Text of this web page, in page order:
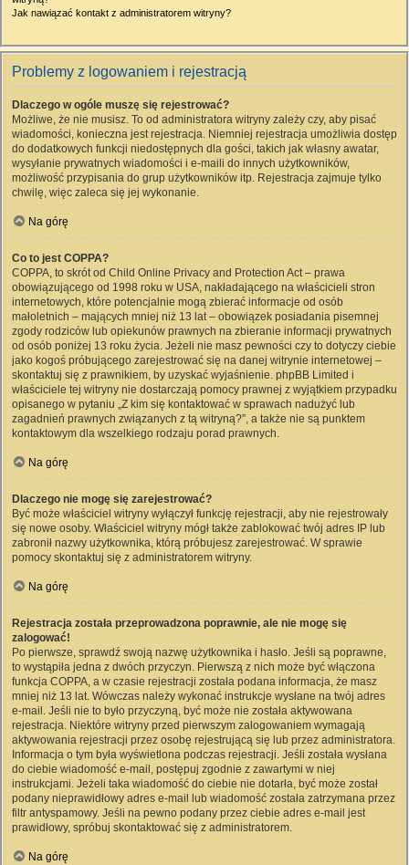
Jak nawiązać kontakt z administratorem witryny?
Problemy z logowaniem i rejestracją
Dlaczego w ogóle muszę się rejestrować?
Możliwe, że nie musisz. To od administratora witryny zależy czy, aby pisać
wiadomości, konieczna jest rejestracja. Niemniej rejestracja umożliwia dostęp
do dodatkowych funkcji niedostępnych dla gości, takich jak własny awatar,
wysyłanie prywatnych wiadomości i e-maili do innych użytkowników,
możliwość przypisania do grup użytkowników itp. Rejestracja zajmuje tylko
chwilę, więc zaleca się jej wykonanie.
Na górę
Co to jest COPPA?
COPPA, to skrót od Child Online Privacy and Protection Act – prawa
obowiązującego od 1998 roku w USA, nakładającego na właścicieli stron
internetowych, które potencjalnie mogą zbierać informacje od osób
małoletnich – mających mniej niż 13 lat – obowiązek posiadania pisemnej
zgody rodziców lub opiekunów prawnych na zbieranie informacji prywatnych
od osób poniżej 13 roku życia. Jeżeli nie masz pewności czy to dotyczy ciebie
jako kogoś próbującego zarejestrować się na danej witrynie internetowej –
skontaktuj się z prawnikiem, by uzyskać wyjaśnienie. phpBB Limited i
właściciele tej witryny nie dostarczają pomocy prawnej z wyjątkiem przypadku
opisanego w pytaniu „Z kim się kontaktować w sprawach nadużyć lub
zagadnień prawnych związanych z tą witryną?”, a także nie są punktem
kontaktowym dla wszelkiego rodzaju porad prawnych.
Na górę
Dlaczego nie mogę się zarejestrować?
Być może właściciel witryny wyłączył funkcję rejestracji, aby nie rejestrowały
się nowe osoby. Właściciel witryny mógł także zablokować twój adres IP lub
zabronił nazwy użytkownika, którą próbujesz zarejestrować. W sprawie
pomocy skontaktuj się z administratorem witryny.
Na górę
Rejestracja została przeprowadzona poprawnie, ale nie mogę się
zalogować!
Po pierwsze, sprawdź swoją nazwę użytkownika i hasło. Jeśli są poprawne,
to wystąpiła jedna z dwóch przyczyn. Pierwszą z nich może być włączona
funkcja COPPA, a w czasie rejestracji została podana informacja, że masz
mniej niż 13 lat. Wówczas należy wykonać instrukcje wysłane na twój adres
e-mail. Jeśli nie to było przyczyną, być może nie została aktywowana
rejestracja. Niektóre witryny przed pierwszym zalogowaniem wymagają
aktywowania rejestracji przez osobę rejestrującą się lub przez administratora.
Informacja o tym była wyświetlona podczas rejestracji. Jeśli została wysłana
do ciebie wiadomość e-mail, postępuj zgodnie z zawartymi w niej
instrukcjami. Jeżeli taka wiadomość do ciebie nie dotarła, być może został
podany nieprawidłowy adres e-mail lub wiadomość została zatrzymana przez
filtr antyspamowy. Jeśli na pewno podany przez ciebie adres e-mail jest
prawidłowy, spróbuj skontaktować się z administratorem.
Na górę